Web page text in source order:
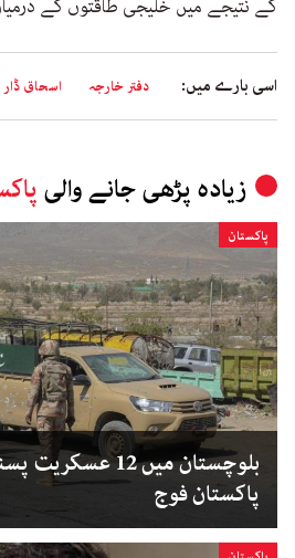
کے نتیجے میں خلیجی طاقتوں کے درمیان
اسی بارے میں: دفتر خارجہ اسحاق ڈار
زیادہ پڑھی جانے والی
پاکستان
بلوچستان میں 12
پاکستان فوج